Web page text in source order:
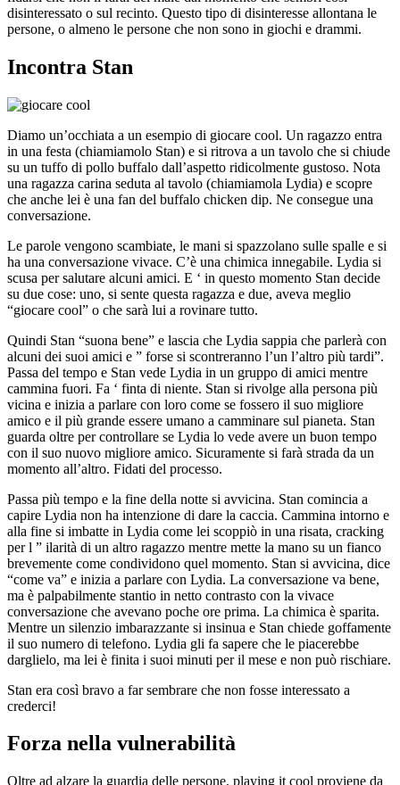
disinteressato o sul recinto. Questo tipo di disinteresse allontana le
persone, o almeno le persone che non sono in giochi e drammi.
Incontra Stan
Diamo un’occhiata a un esempio di giocare cool. Un ragazzo entra
in una festa (chiamiamolo Stan) e si ritrova a un tavolo che si chiude
su un tuffo di pollo buffalo dall’aspetto ridicolmente gustoso. Nota
una ragazza carina seduta al tavolo (chiamiamola Lydia) e scopre
che anche lei è una fan del buffalo chicken dip. Ne consegue una
conversazione.
Le parole vengono scambiate, le mani si spazzolano sulle spalle e si
ha una conversazione vivace. C’è una chimica innegabile. Lydia si
scusa per salutare alcuni amici. E ‘ in questo momento Stan decide
su due cose: uno, si sente questa ragazza e due, aveva meglio
“giocare cool” o che sarà lui a rovinare tutto.
Quindi Stan “suona bene” e lascia che Lydia sappia che parlerà con
alcuni dei suoi amici e ” forse si scontreranno l’un l’altro più tardi”.
Passa del tempo e Stan vede Lydia in un gruppo di amici mentre
cammina fuori. Fa ‘ finta di niente. Stan si rivolge alla persona più
vicina e inizia a parlare con loro come se fossero il suo migliore
amico e il più grande essere umano a camminare sul pianeta. Stan
guarda oltre per controllare se Lydia lo vede avere un buon tempo
con il suo nuovo migliore amico. Sicuramente si farà strada da un
momento all’altro. Fidati del processo.
Passa più tempo e la fine della notte si avvicina. Stan comincia a
capire Lydia non ha intenzione di dare la caccia. Cammina intorno e
alla fine si imbatte in Lydia come lei scoppiò in una risata, cracking
per l ” ilarità di un altro ragazzo mentre mette la mano su un fianco
brevemente come condividono quel momento. Stan si avvicina, dice
“come va” e inizia a parlare con Lydia. La conversazione va bene,
ma è palpabilmente stantio in netto contrasto con la vivace
conversazione che avevano poche ore prima. La chimica è sparita.
Mentre un silenzio imbarazzante si insinua e Stan chiede goffamente
il suo numero di telefono. Lydia gli fa sapere che le piacerebbe
darglielo, ma lei è finita i suoi minuti per il mese e non può rischiare.
Stan era così bravo a far sembrare che non fosse interessato a
crederci!
Forza nella vulnerabilità
Oltre ad alzare la guardia delle persone, playing it cool proviene da